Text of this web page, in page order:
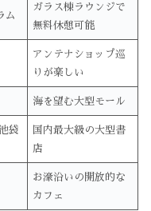
ム
ガラス棟ラウンジで
無料休憩可能
アンテナショップ巡
りが楽しい
海を望む大型モール
袋
国内最大級の大型書
店
お濠沿いの開放的な
カフェ